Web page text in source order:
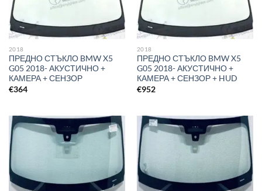
2018
ПРЕДНО СТЪКЛО BMW X5
G05 2018- АКУСТИЧНО +
КАМЕРА + СЕНЗОР
€364
2018
ПРЕДНО СТЪКЛО BMW X5
G05 2018- АКУСТИЧНО +
КАМЕРА + СЕНЗОР + HUD
€952